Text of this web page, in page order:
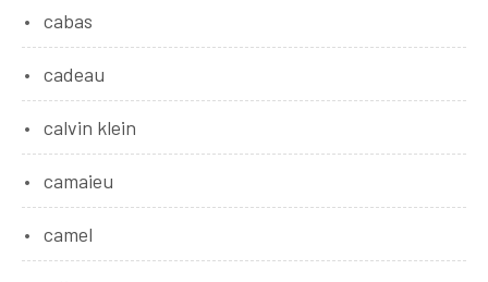
cabas
cadeau
calvin klein
camaieu
camel